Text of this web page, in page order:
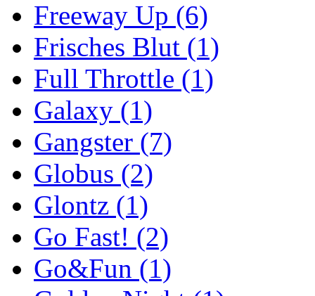
Freeway Up (6)
Frisches Blut (1)
Full Throttle (1)
Galaxy (1)
Gangster (7)
Globus (2)
Glontz (1)
Go Fast! (2)
Go&Fun (1)